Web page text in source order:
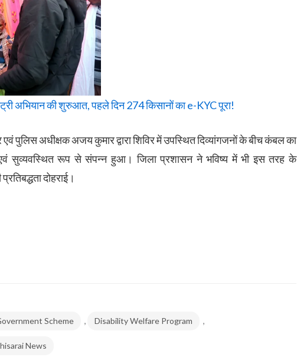
अभियान की शुरुआत, पहले दिन 274 किसानों का e-KYC पूरा!
एवं पुलिस अधीक्षक अजय कुमार द्वारा शिविर में उपस्थित दिव्यांगजनों के बीच कंबल का
एवं सुव्यवस्थित रूप से संपन्न हुआ। जिला प्रशासन ने भविष्य में भी इस तरह के
दोहराई।
Scheme Disability Welfare Program
News